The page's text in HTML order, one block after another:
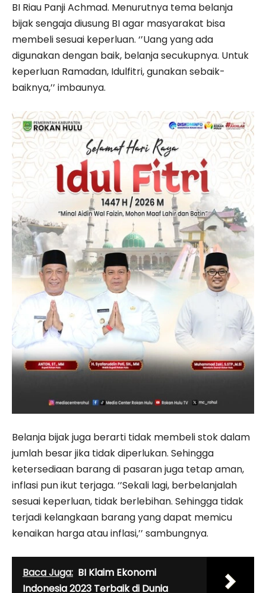
BI Riau Panji Achmad. Menurutnya tema belanja
bijak sengaja diusung BI agar masyarakat bisa
membeli sesuai keperluan. ‘’Uang yang ada
digunakan dengan baik, belanja secukupnya. Untuk
keperluan Ramadan, Idulfitri, gunakan sebaik-
baiknya,’’ imbaunya.
Belanja bijak juga berarti tidak membeli stok dalam
jumlah besar jika tidak diperlukan. Sehingga
ketersediaan barang di pasaran juga tetap aman,
inflasi pun ikut terjaga. ‘’Sekali lagi, berbelanjalah
sesuai keperluan, tidak berlebihan. Sehingga tidak
terjadi kelangkaan barang yang dapat memicu
kenaikan harga atau inflasi,’’ sambungnya.
Baca Juga: BI Klaim Ekonomi
Indonesia 2023 Terbaik di Dunia